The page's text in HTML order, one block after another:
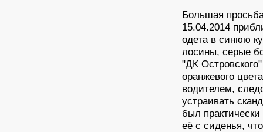
Большая
15.04.2014
одета в синюю
лосины, серые
"ДК
оранжевого
водителем,
устраивать
был
её с сиденья,